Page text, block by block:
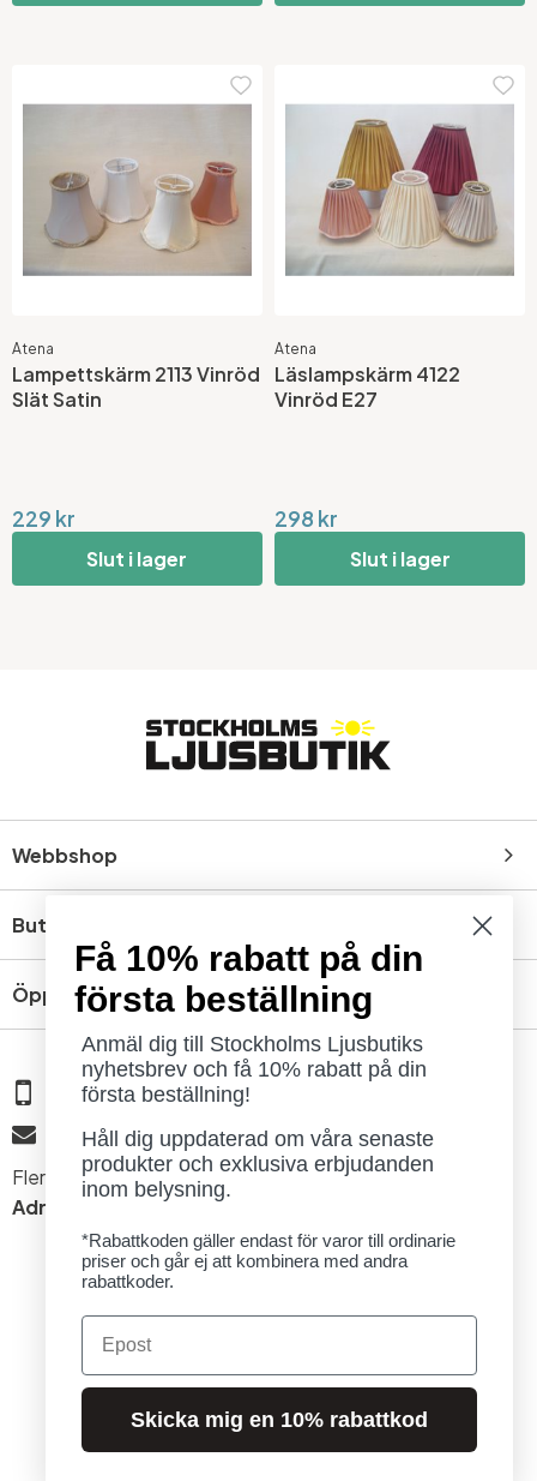
Atena
Lampettskärm 2113 Vinröd
Slät Satin
229 kr
Slut i lager
Atena
Läslampskärm 4122
Vinröd E27
298 kr
Slut i lager
Webbshop
Butik
Öppettider
08 - 654 29 00
info@ljusbutik.se
Fler kontaktuppgifter »
Adress:
Kungsholmsgatan 6, 112 27 Stockholm
© 2026 Stockholms Ljusbutik. Alla rättigheter förbehållna.
Få 10% rabatt på din
första beställning
Anmäl dig till Stockholms Ljusbutiks
nyhetsbrev och få 10% rabatt på din
första beställning!
Håll dig uppdaterad om våra senaste
produkter och exklusiva erbjudanden
inom belysning.
*Rabattkoden gäller endast för varor till ordinarie
priser och går ej att kombinera med andra
rabattkoder.
Email
Skicka mig en 10% rabattkod